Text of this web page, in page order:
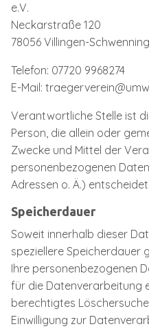
e.V.
Neckarstraße 120
78056 Villingen-
Telefon: 07720 9968274
E-Mail:
Verantwortliche Stelle ist
Person, die allein oder
Zwecke und Mittel der
personenbezogenen
Adressen o. Ä.) entscheidet.
Speicherdauer
Soweit innerhalb dieser
speziellere Speicherdauer
Ihre personenbezogenen
für die Datenverarbeitung
berechtigtes
Einwilligung zur